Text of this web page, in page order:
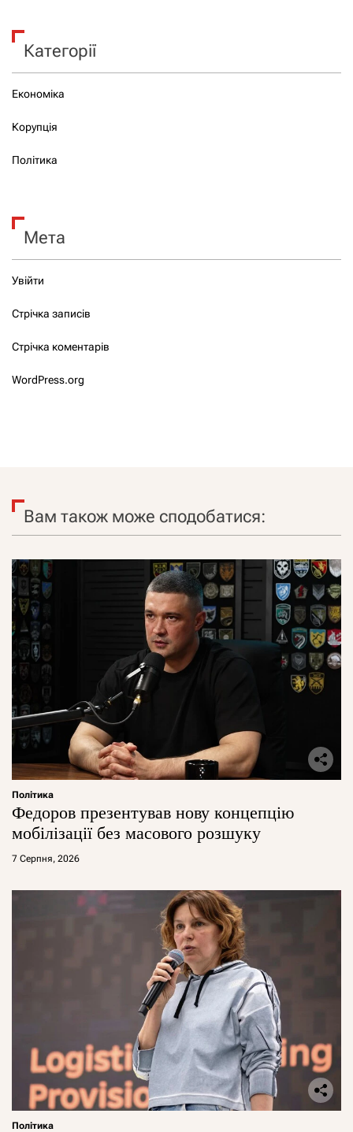
Категорії
Економіка
Корупція
Політика
Мета
Увійти
Стрічка записів
Стрічка коментарів
WordPress.org
Вам також може сподобатися:
Політика
Федоров презентував нову концепцію
мобілізації без масового розшуку
7 Серпня, 2026
Політика